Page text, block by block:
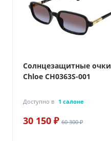
Солнцезащитные очки
Chloe CH0363S-001
Доступно в 1 салоне
30 150 ₽ 60 300 ₽